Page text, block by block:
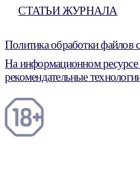
СТАТЬИ ЖУРНАЛА
Политика обработки файлов
На информационном
рекомендательные